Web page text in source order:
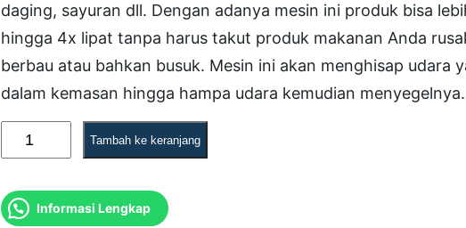
daging, sayuran dll. Dengan adanya mesin ini produk bisa
hingga 4x lipat tanpa harus takut produk makanan Anda
berbau atau bahkan busuk. Mesin ini akan menghisap udara
dalam kemasan hingga hampa udara kemudian
u
a
n
Tambah ke keranjang
Informasi Lengkap